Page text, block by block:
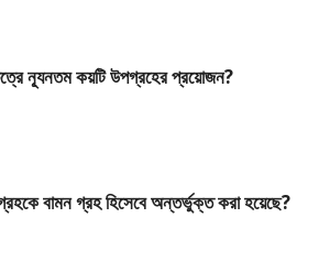
ন্যূনতম কয়টি উপগ্রহের প্রয়োজন?
বামন গ্রহ হিসেবে অন্তর্ভুক্ত করা হয়েছে?